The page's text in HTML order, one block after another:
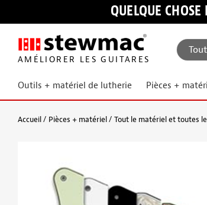
QUELQUE
AMÉLIORER LES GUITARES
Tout
Outils + matériel de lutherie Pièces +
Accueil Pièces + matériel Tout le matériel et toutes